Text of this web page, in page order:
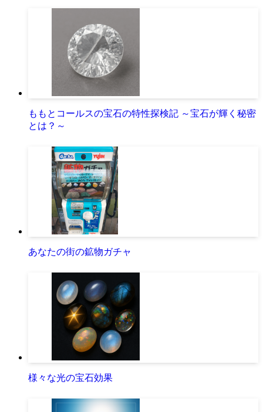
ももとコールスの宝石の特性探検記 ～宝石が輝く秘密
とは？～
あなたの街の鉱物ガチャ
様々な光の宝石効果